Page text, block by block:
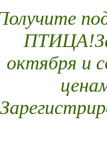
октября и